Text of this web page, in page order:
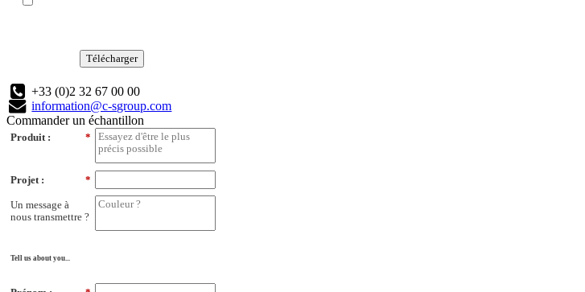
Télécharger
+33 (0)2 32 67 00 00
information@c-sgroup.com
Commander un échantillon
*
Produit :
*
Projet :
Un message à
nous transmettre ?
Tell us about you...